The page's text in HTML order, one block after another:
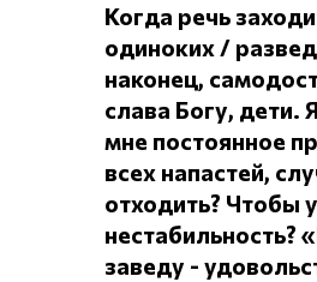
Когда речь
одиноких /
наконец,
слава Богу, дети.
мне постоянное
всех напастей,
отходить? Чтобы
заведу -